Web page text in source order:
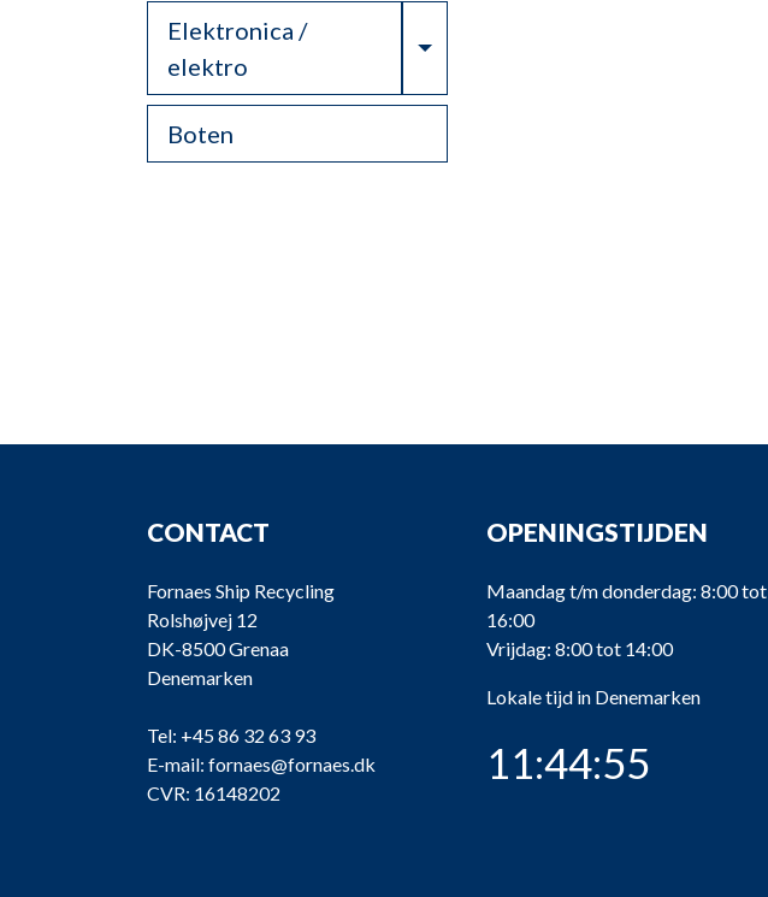
Elektronica /
elektro
Toggle Dropdown
Boten
CONTACT
Fornaes Ship Recycling
Rolshøjvej 12
DK-8500 Grenaa
Denemarken
Tel: +45 86 32 63 93
E-mail: fornaes@fornaes.dk
CVR: 16148202
OPENINGSTIJDEN
Maandag t/m donderdag: 8:00 tot
16:00
Vrijdag: 8:00 tot 14:00
Lokale tijd in Denemarken
11:44:56